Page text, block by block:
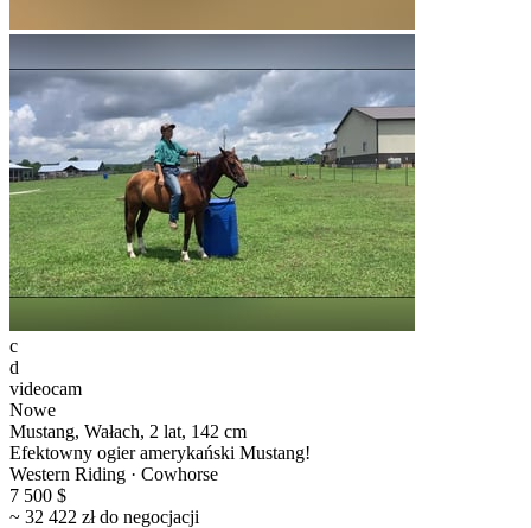
c
d
videocam
Nowe
Mustang, Wałach, 2 lat, 142 cm
Efektowny ogier amerykański Mustang!
Western Riding · Cowhorse
7 500 $
~ 32 422 zł do negocjacji